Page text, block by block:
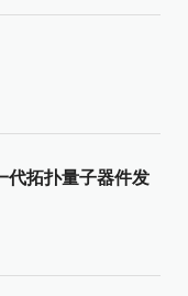
代拓扑量子器件发